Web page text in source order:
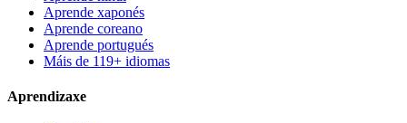
Aprende xaponés
Aprende coreano
Aprende portugués
Máis de 119+ idiomas
Aprendizaxe